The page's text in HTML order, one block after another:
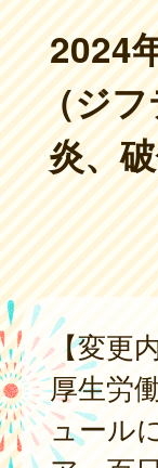
2024
（ジ
炎、
【変更
厚生労
ュール